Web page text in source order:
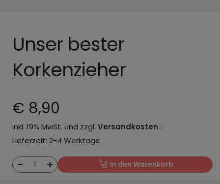
Unser bester
Korkenzieher
€ 8,90
inkl. 19% MwSt. und zzgl. Versandkosten
Lieferzeit: 2-4 Werktage
- 1 + In den Warenkorb